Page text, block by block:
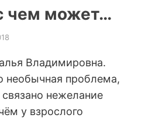
чем может…
Владимировна.
необычная проблема,
нежелание
у взрослого